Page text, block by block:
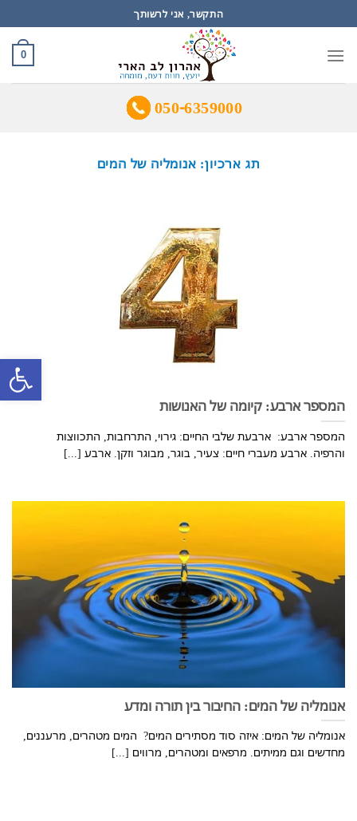
פתח
to
content
התקשר, אני לרשותך
0
050-6359000
תג ארכיון: אנומליה של המים
המספר ארבע: קיומה של האנושות
המספר ארבע: ארבעת שלבי החיים: גירוי, התרחבות, התכווצות
והרפיה. ארבע מעברי חיים: צעיר, בוגר, מבוגר וזקן. ארבע [...]
אנומליה של המים: החיבור בין תורה ומדע
אנומליה של המים: איזה סוד מסתירים המים? המים מטהרים, מרעננים,
מחדשים וגם ממיתים. מרפאים ומטהרים, מרווים [...]